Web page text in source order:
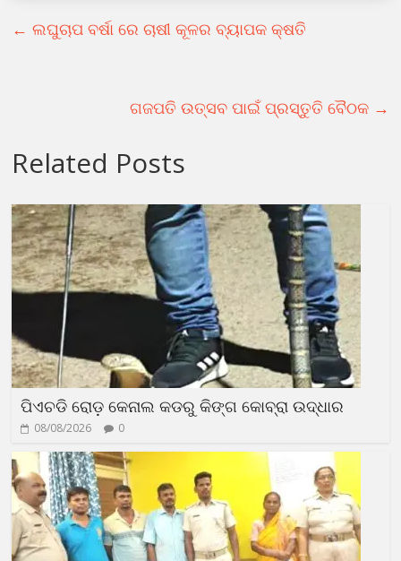
← ଲଘୁଚାପ ବର୍ଷା ରେ ଚାଷୀ କୂଳର ବ୍ୟାପକ କ୍ଷତି
ଗଜପତି ଉତ୍ସବ ପାଇଁ ପ୍ରସ୍ତୁତି ବୈଠକ →
Related Posts
ପିଏଚଡି ରୋଡ଼ କେନାଲ କଡରୁ କିଙ୍ଗ କୋବ୍ରା ଉଦ୍ଧାର
08/08/2026 0